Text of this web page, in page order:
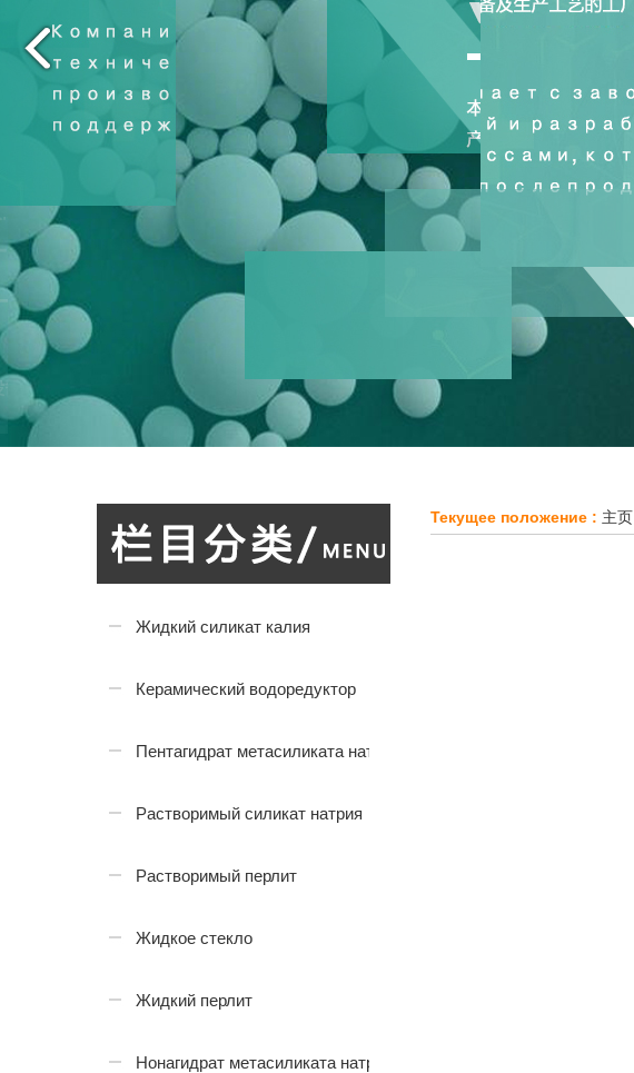
Жидкий силикат калия
Керамический водоредуктор
Пентагидрат метасиликата натрия
Растворимый силикат натрия
Растворимый перлит
Жидкое стекло
Жидкий перлит
Нонагидрат метасиликата натрия
Текущее положение : 主页